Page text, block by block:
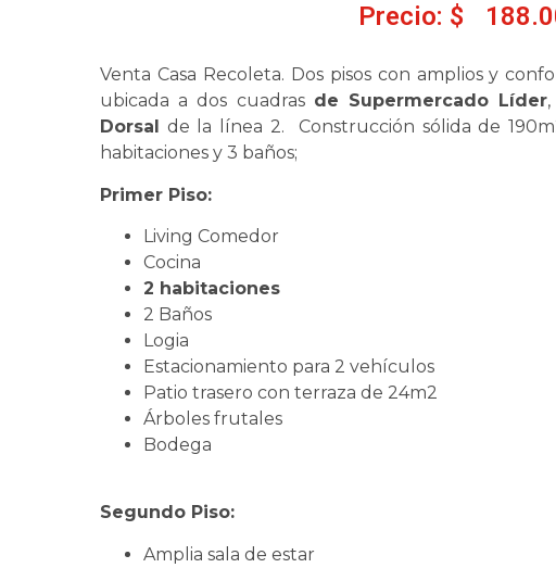
Precio: $
Venta Casa Recoleta. Dos pisos con amplios y
ubicada a dos cuadras de Supermercado Líder
Dorsal
de la línea 2. Construcción sólida de
habitaciones y 3 baños;
Primer Piso:
Living Comedor
Cocina
2 habitaciones
2 Baños
Logia
Estacionamiento para 2 vehículos
Patio trasero con terraza de 24m2
Árboles frutales
Bodega
Segundo Piso:
Amplia sala de estar